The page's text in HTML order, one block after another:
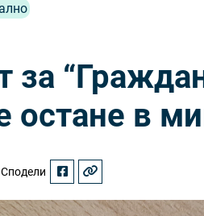
за
остане в
Сподели